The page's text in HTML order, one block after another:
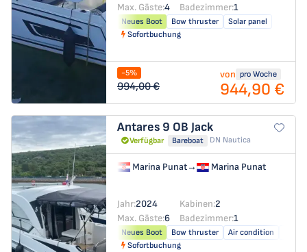
Max. Gäste:4 Badezimmer:1
Neues Boot Bow thruster
Solar panel
Sofortbuchung
-5%
994,00 €
von pro Woche
944,90 €
Antares 9 OB Jack
Verfügbar Bareboat DN Nautica
Marina Punat→ Marina Punat
Jahr:2024 Kabinen:2
Max. Gäste:6 Badezimmer:1
Neues Boot Bow thruster Air condition
Sofortbuchung